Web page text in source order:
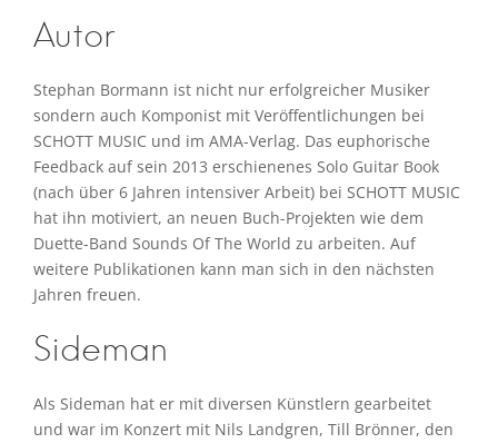
Autor
Stephan Bormann ist nicht nur erfolgreicher Musiker
sondern auch Komponist mit Veröffentlichungen bei
SCHOTT MUSIC und im AMA-Verlag. Das euphorische
Feedback auf sein 2013 erschienenes Solo Guitar Book
(nach über 6 Jahren intensiver Arbeit) bei SCHOTT MUSIC
hat ihn motiviert, an neuen Buch-Projekten wie dem
Duette-Band Sounds Of The World zu arbeiten. Auf
weitere Publikationen kann man sich in den nächsten
Jahren freuen.
Sideman
Als Sideman hat er mit diversen Künstlern gearbeitet
und war im Konzert mit Nils Landgren, Till Brönner, den